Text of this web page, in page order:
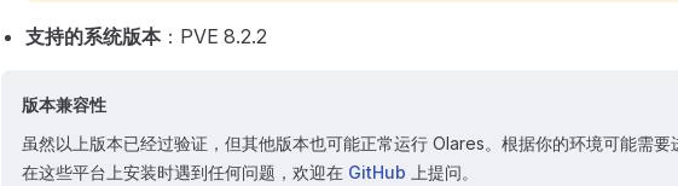
支持的系统版本：PVE 8.2.2
版本兼容性
虽然以上版本已经过验证，但其他版本也可能正常运行 Olares。根据你的环境可能需要
在这些平台上安装时遇到任何问题，欢迎在 GitHub 上提问。